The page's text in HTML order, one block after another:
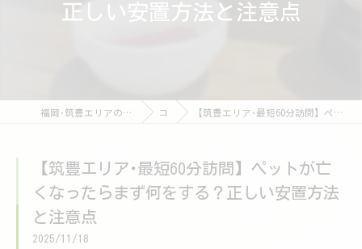
正しい安置方法と注意点
福岡･筑豊エリアのペット火葬ならペット訪問火葬ポピー コラム 【筑豊エリア･最短60分訪問】ペットが亡くなったらまず何をする？正しい安置方法と注意点
【筑豊エリア･最短60分訪問】ペットが亡
くなったらまず何をする？正しい安置方法
と注意点
2025/11/18